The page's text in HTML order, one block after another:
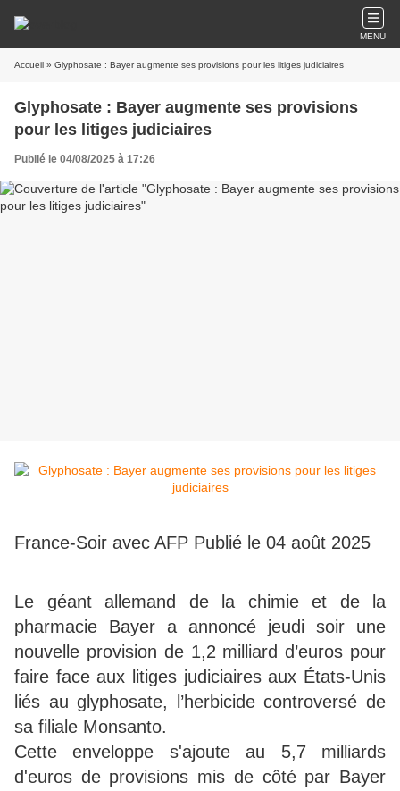
MENU
Accueil » Glyphosate : Bayer augmente ses provisions pour les litiges judiciaires
Glyphosate : Bayer augmente ses provisions
pour les litiges judiciaires
Publié le 04/08/2025 à 17:26
France-Soir avec AFP Publié le 04 août 2025
Le géant allemand de la chimie et de la
pharmacie Bayer a annoncé jeudi soir une
nouvelle provision de 1,2 milliard d’euros pour
faire face aux litiges judiciaires aux États-Unis
liés au glyphosate, l’herbicide controversé de
sa filiale Monsanto.
Cette enveloppe s'ajoute au 5,7 milliards
d'euros de provisions mis de côté par Bayer